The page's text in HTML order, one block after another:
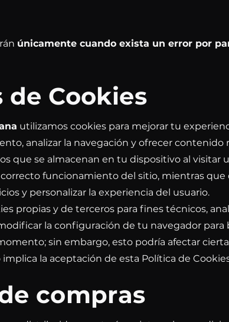
únicamente cuando exista un error por
de Cookies
utilizamos cookies para mejorar tu
analizar la navegación y ofrecer contenido
que se almacenan en tu dispositivo al visitar
correcto funcionamiento del sitio, mientras
y personalizar la experiencia del usuario.
propias y de terceros para fines técnicos,
la configuración de tu navegador para
sin embargo, esto podría afectar
la aceptación de esta Política de
compras